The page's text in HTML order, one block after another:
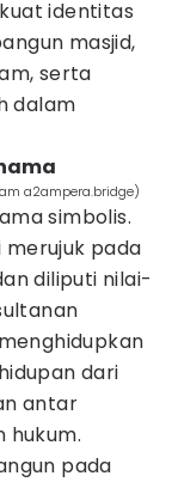
identitas
masjid,
serta
dalam
a2ampera.bridge)
simbolis.
merujuk pada
diliputi nilai-
dari
antar
hukum.
pada